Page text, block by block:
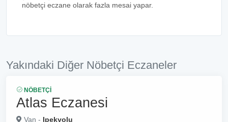
nöbetçi eczane olarak fazla mesai yapar.
Yakındaki Diğer Nöbetçi Eczaneler
NÖBETÇI
Atlas Eczanesi
Van - Ipekyolu